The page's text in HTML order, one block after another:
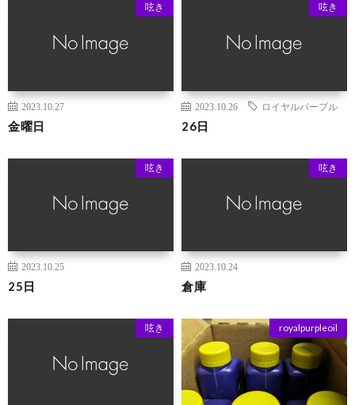
呟き
2023.10.27
金曜日
呟き
2023.10.26 ロイヤルパープル
26日
呟き
2023.10.25
25日
呟き
2023.10.24
倉庫
呟き royalpurpleoil